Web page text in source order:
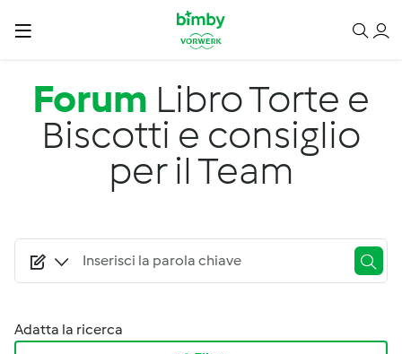
Salta al contenuto principale
Forum Libro Torte e
Biscotti e consiglio
per il Team
Adatta la ricerca